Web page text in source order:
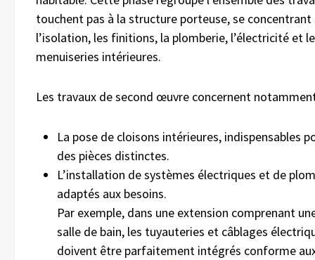
touchent pas à la structure porteuse, se concentrant
l’isolation, les finitions, la plomberie, l’électricité et
menuiseries intérieures.
Les travaux de second œuvre concernent
La pose de cloisons intérieures, indispensables
des pièces distinctes.
L’installation de systèmes électriques et de
adaptés aux besoins.
Par exemple, dans une extension comprenant
salle de bain, les tuyauteries et câblages
doivent être parfaitement intégrés conforme